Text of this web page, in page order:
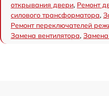
открывания двери, Ремонт
силового трансформатора,
Ремонт переключателей
Замена вентилятора,